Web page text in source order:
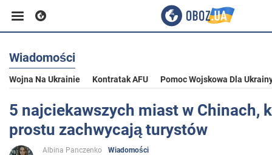
Biznes
Sport
Rozrywka
Wiadomości
Wojna Na Ukrainie Kontratak AFU Pomoc Wojskowa Dla
5 najciekawszych miast w Chinach,
prostu zachwycają turystów
Albina Panczenko
Wiadomości